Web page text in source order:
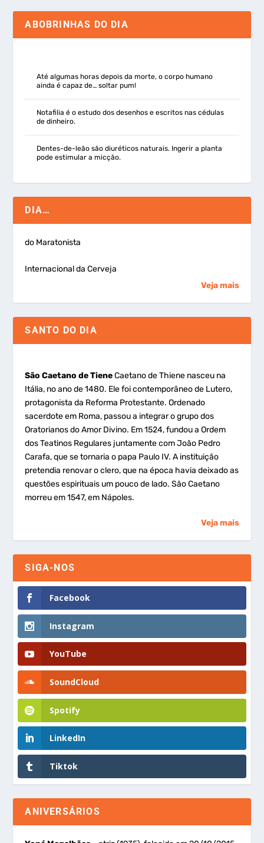
ABOBRINHAS DO DIA
Até algumas horas depois da morte, o corpo humano
ainda é capaz de… soltar pum!
Notafilia é o estudo dos desenhos e escritos nas cédulas
de dinheiro.
Dentes-de-leão são diuréticos naturais. Ingerir a planta
pode estimular a micção.
DIA…
do Maratonista
Internacional da Cerveja
Veja mais
SANTO DO DIA
São Caetano de TieneCaetano de Thiene nasceu na
Itália, no ano de 1480. Ele foi contemporâneo de Lutero,
protagonista da Reforma Protestante. Ordenado
sacerdote em Roma, passou a integrar o grupo dos
Oratorianos do Amor Divino. Em 1524, fundou a Ordem
dos Teatinos Regulares juntamente com João Pedro
Carafa, que se tornaria o papa Paulo IV. A instituição
pretendia renovar o clero, que na época havia deixado as
questões espirituais um pouco de lado. São Caetano
morreu em 1547, em Nápoles.
Veja mais
SIGA-NOS
Facebook
Instagram
YouTube
SoundCloud
Spotify
LinkedIn
Tiktok
ANIVERSÁRIOS